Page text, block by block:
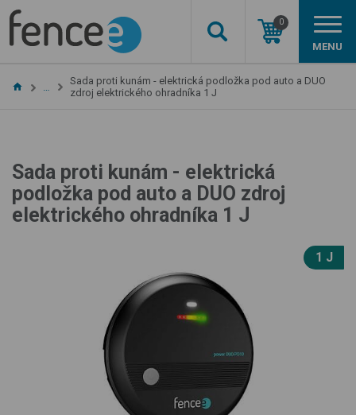
0
MENU
…
Sada proti kunám - elektrická podložka pod auto a DUO
zdroj elektrického ohradníka 1 J
Sada proti kunám - elektrická
podložka pod auto a DUO zdroj
elektrického ohradníka 1 J
1 J